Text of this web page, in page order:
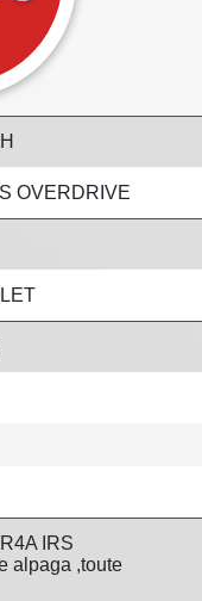
OVERDRIVE
IRS
alpaga ,toute